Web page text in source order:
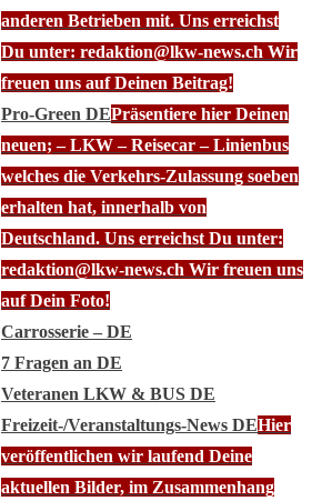
anderen Betrieben mit. Uns erreichst
Du unter: redaktion@lkw-news.ch Wir
freuen uns auf Deinen Beitrag!
Pro-Green DEPräsentiere hier Deinen
neuen; – LKW – Reisecar – Linienbus
welches die Verkehrs-Zulassung soeben
erhalten hat, innerhalb von
Deutschland. Uns erreichst Du unter:
redaktion@lkw-news.ch Wir freuen uns
auf Dein Foto!
Carrosserie – DE
7 Fragen an DE
Veteranen LKW & BUS DE
Freizeit-/Veranstaltungs-News DEHier
veröffentlichen wir laufend Deine
aktuellen Bilder, im Zusammenhang